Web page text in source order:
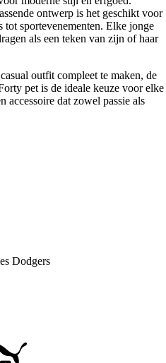
ontwerp is het geschikt voor
tot sportevenementen. Elke jonge
als een teken van zijn of haar
outfit compleet te maken, de
pet is de ideale keuze voor elke
accessoire dat zowel passie als
Dodgers